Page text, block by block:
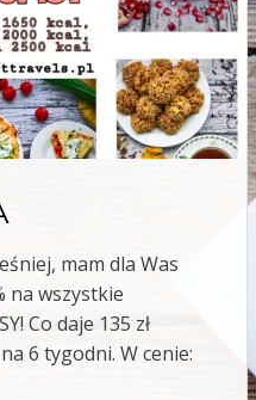
mam dla Was
na wszystkie
Co daje 135 zł
6 tygodni. W cenie: